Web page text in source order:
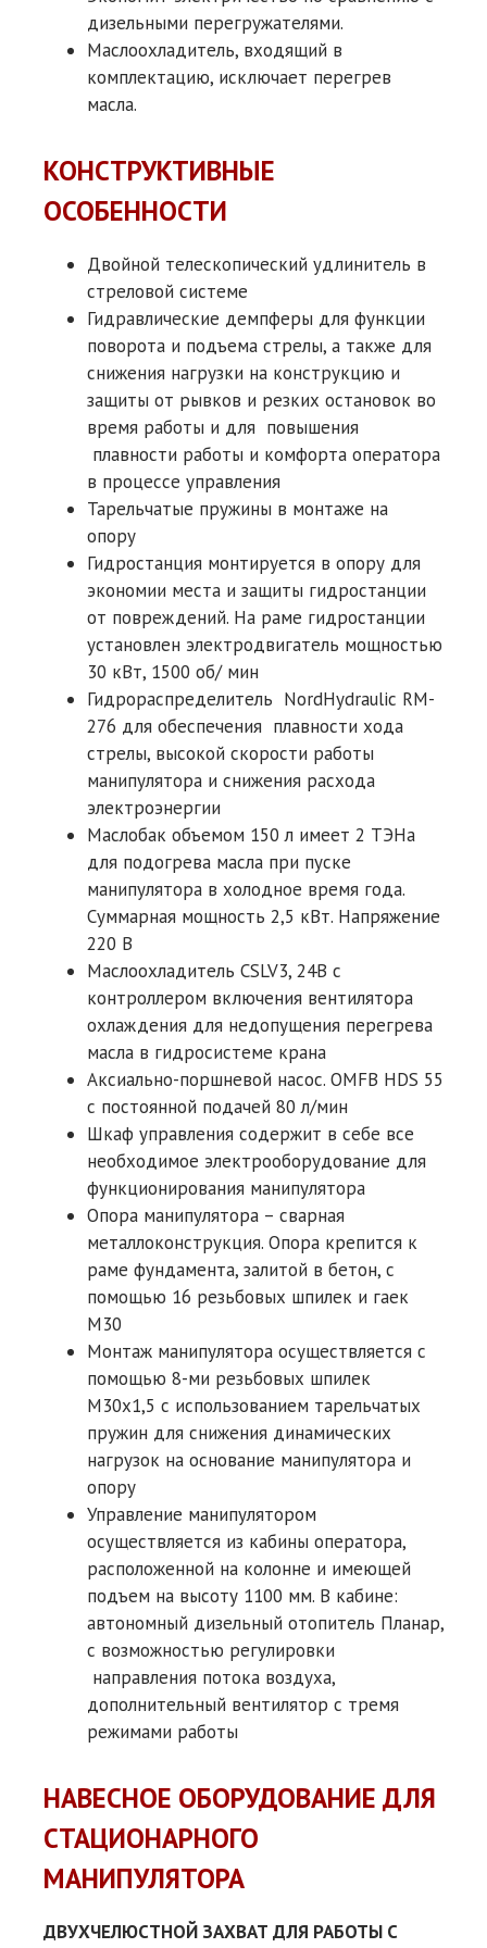
дизельными перегружателями.
Маслоохладитель, входящий в
комплектацию, исключает перегрев
масла.
КОНСТРУКТИВНЫЕ
ОСОБЕННОСТИ
Двойной телескопический удлинитель в
стреловой системе
Гидравлические демпферы для функции
поворота и подъема стрелы, а также для
снижения нагрузки на конструкцию и
защиты от рывков и резких остановок во
время работы и для повышения
плавности работы и комфорта оператора
в процессе управления
Тарельчатые пружины в монтаже на
опору
Гидростанция монтируется в опору для
экономии места и защиты гидростанции
от повреждений. На раме гидростанции
установлен электродвигатель мощностью
30 кВт, 1500 об/ мин
Гидрораспределитель NordHydraulic RM-
276 для обеспечения плавности хода
стрелы, высокой скорости работы
манипулятора и снижения расхода
электроэнергии
Маслобак объемом 150 л имеет 2 ТЭНа
для подогрева масла при пуске
манипулятора в холодное время года.
Суммарная мощность 2,5 кВт. Напряжение
220 В
Маслоохладитель CSLV3, 24В с
контроллером включения вентилятора
охлаждения для недопущения перегрева
масла в гидросистеме крана
Аксиально-поршневой насос. OMFB HDS 55
с постоянной подачей 80 л/мин
Шкаф управления содержит в себе все
необходимое электрооборудование для
функционирования манипулятора
Опора манипулятора – сварная
металлоконструкция. Опора крепится к
раме фундамента, залитой в бетон, с
помощью 16 резьбовых шпилек и гаек
М30
Монтаж манипулятора осуществляется с
помощью 8-ми резьбовых шпилек
М30х1,5 с использованием тарельчатых
пружин для снижения динамических
нагрузок на основание манипулятора и
опору
Управление манипулятором
осуществляется из кабины оператора,
расположенной на колонне и имеющей
подъем на высоту 1100 мм. В кабине:
автономный дизельный отопитель Планар,
с возможностью регулировки
направления потока воздуха,
дополнительный вентилятор с тремя
режимами работы
НАВЕСНОЕ ОБОРУДОВАНИЕ ДЛЯ
СТАЦИОНАРНОГО
МАНИПУЛЯТОРА
ДВУХЧЕЛЮСТНОЙ ЗАХВАТ ДЛЯ РАБОТЫ С